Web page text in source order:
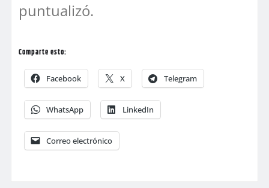
puntualizó.
Comparte esto:
Facebook X Telegram
WhatsApp LinkedIn
Correo electrónico